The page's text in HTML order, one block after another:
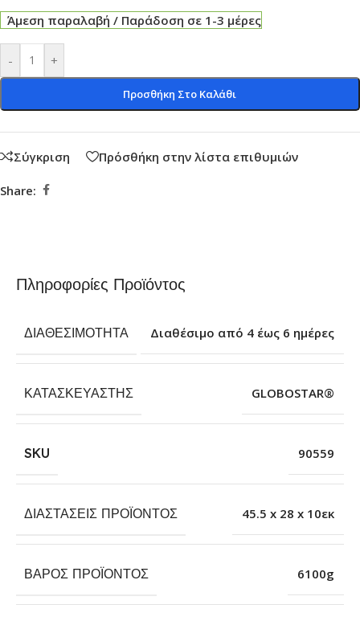
Άμεση παραλαβή / Παράδοση σε 1-3 μέρες
- +
Προσθήκη Στο Καλάθι
Σύγκριση Πρόσθήκη στην λίστα επιθυμιών
Share:
Πληροφορίες Προϊόντος
ΔΙΑΘΕΣΙΜΌΤΗΤΑ Διαθέσιμο από 4 έως 6 ημέρες
ΚΑΤΑΣΚΕΥΑΣΤΉΣ GLOBOSTAR®
SKU 90559
ΔΙΑΣΤΆΣΕΙΣ ΠΡΟΪΌΝΤΟΣ 45.5 x 28 x 10εκ
ΒΆΡΟΣ ΠΡΟΪΌΝΤΟΣ 6100g